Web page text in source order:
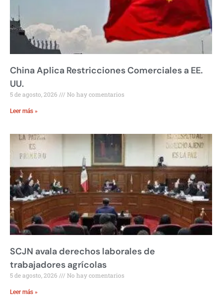
China Aplica Restricciones Comerciales a EE.
UU.
5 de agosto, 2026 No hay comentarios
Leer más »
SCJN avala derechos laborales de
trabajadores agrícolas
5 de agosto, 2026 No hay comentarios
Leer más »